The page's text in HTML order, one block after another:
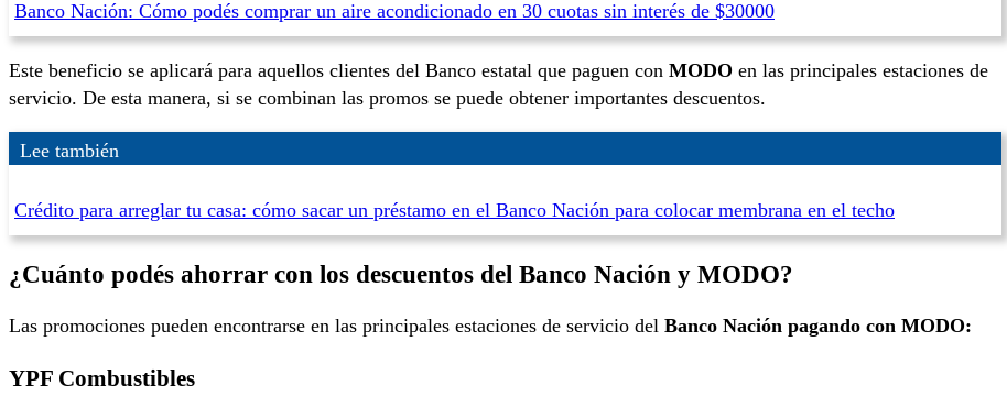
Banco Nación: Cómo podés comprar un aire acondicionado en 30 cuotas sin interés de $30000
Este beneficio se aplicará para aquellos clientes del Banco estatal que paguen con MODO en las principales estaciones de
servicio. De esta manera, si se combinan las promos se puede obtener importantes descuentos.
Lee también
Crédito para arreglar tu casa: cómo sacar un préstamo en el Banco Nación para colocar membrana en el techo
¿Cuánto podés ahorrar con los descuentos del Banco Nación y MODO?
Las promociones pueden encontrarse en las principales estaciones de servicio del Banco Nación pagando con MODO:
YPF Combustibles